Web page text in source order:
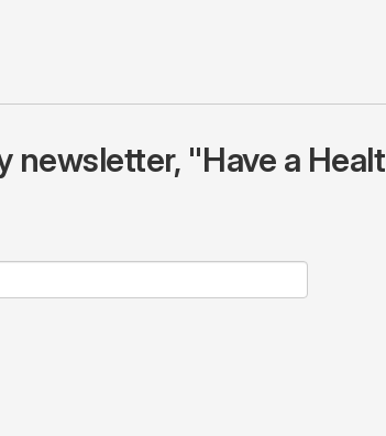
newsletter, "Have a